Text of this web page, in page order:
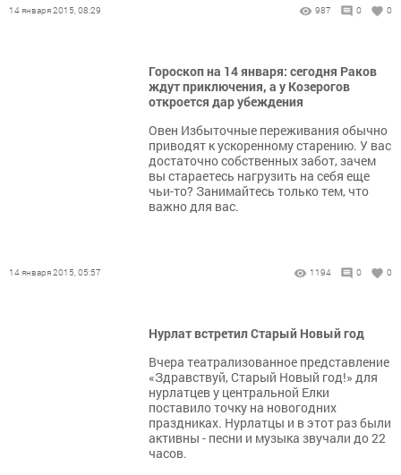
14 января 2015, 08:29 987 0 0
Гороскоп на 14 января: сегодня Раков
ждут приключения, а у Козерогов
откроется дар убеждения
Овен Избыточные переживания обычно
приводят к ускоренному старению. У вас
достаточно собственных забот, зачем
вы стараетесь нагрузить на себя еще
чьи-то? Занимайтесь только тем, что
важно для вас.
14 января 2015, 05:57 1194 0 0
Нурлат встретил Старый Новый год
Вчера театрализованное представление
«Здравствуй, Старый Новый год!» для
нурлатцев у центральной Елки
поставило точку на новогодних
праздниках. Нурлатцы и в этот раз были
активны - песни и музыка звучали до 22
часов.